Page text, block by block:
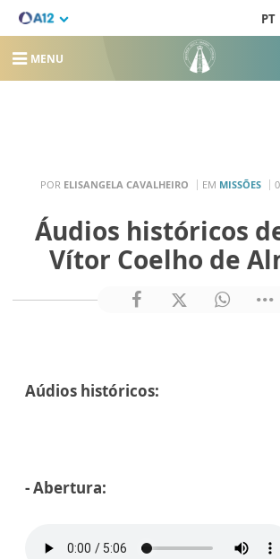
PT
MENU
POR ELISANGELA CAVALHEIRO EM MISSÕES
Áudios históricos
Vítor Coelho de
Aúdios históricos:
- Abertura: